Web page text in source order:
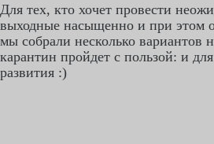
Для тех, кто хочет провести
выходные насыщенно и при этом
мы собрали несколько вариантов
карантин пройдет с пользой: и
развития :)